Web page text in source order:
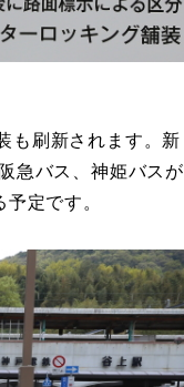
も刷新されます。新
急バス、神姫バスが
定です。